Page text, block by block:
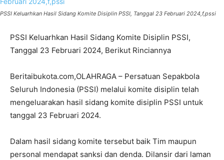
PSSI Keluarhkan Hasil Sidang Komite Disiplin PSSI, Tanggal 23 Februari 2024,f,pssi
PSSI Keluarhkan Hasil Sidang Komite Disiplin PSSI,
Tanggal 23 Februari 2024, Berikut Rinciannya
Beritaibukota.com,OLAHRAGA – Persatuan Sepakbola
Seluruh Indonesia (PSSI) melalui komite disiplin telah
mengeluarakan hasil sidang komite disiplin PSSI untuk
tanggal 23 Februari 2024.
Dalam hasil sidang komite tersebut baik Tim maupun
personal mendapat sanksi dan denda. Dilansir dari laman